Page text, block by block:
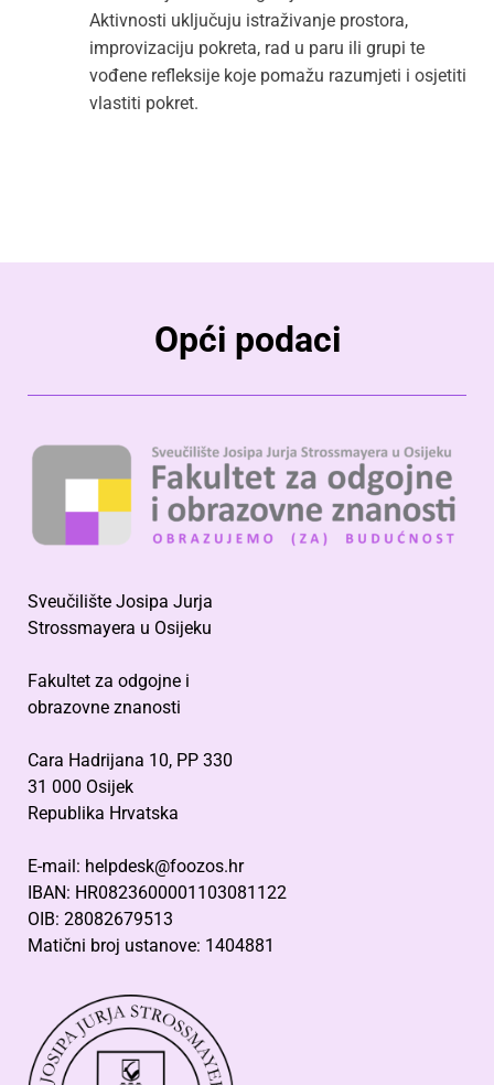
Aktivnosti uključuju istraživanje prostora,
improvizaciju pokreta, rad u paru ili grupi te
vođene refleksije koje pomažu razumjeti i osjetiti
vlastiti pokret.
Opći podaci
Sveučilište Josipa Jurja
Strossmayera u Osijeku
Fakultet za odgojne i
obrazovne znanosti
Cara Hadrijana 10, PP 330
31 000 Osijek
Republika Hrvatska
E-mail: helpdesk@foozos.hr
IBAN: HR0823600001103081122
OIB: 28082679513
Matični broj ustanove: 1404881